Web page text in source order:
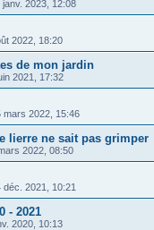
janv. 2023, 12:08
2022, 18:20
de mon jardin
2021, 17:32
mars 2022, 15:46
lierre ne sait pas grimper
2022, 08:50
déc. 2021, 10:21
- 2021
2020, 10:13